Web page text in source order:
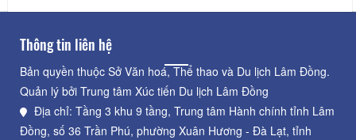
Thông tin liên hệ
Bản quyền thuộc Sở Văn hoá, Thể thao và Du lịch Lâm Đồng.
Quản lý bởi Trung tâm Xúc tiến Du lịch Lâm Đồng
Địa chỉ: Tầng 3 khu 9 tầng, Trung tâm Hành chính tỉnh Lâm
Đồng, số 36 Trần Phú, phường Xuân Hương - Đà Lạt, tỉnh